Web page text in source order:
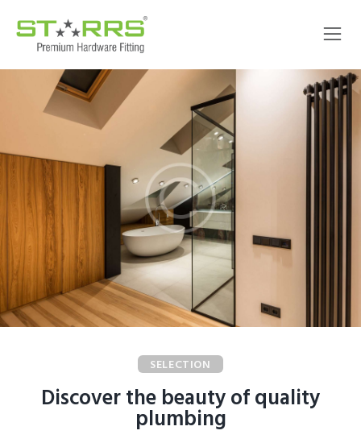
SELECTION
Discover the beauty of quality
plumbing